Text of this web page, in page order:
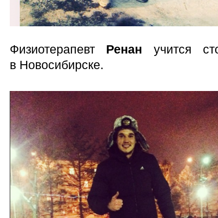
Физиотерапевт Ренан учится
в Новосибирске.